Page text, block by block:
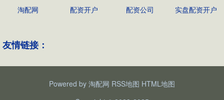
淘配网 配资开户 配资公司 实盘配资开户
友情链接：
Powered by 淘配网 RSS地图 HTML地图